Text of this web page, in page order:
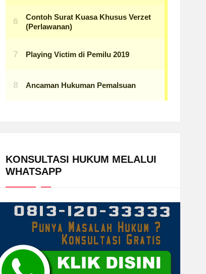
KONSULTASI HUKUM MELALUI
WHATSAPP